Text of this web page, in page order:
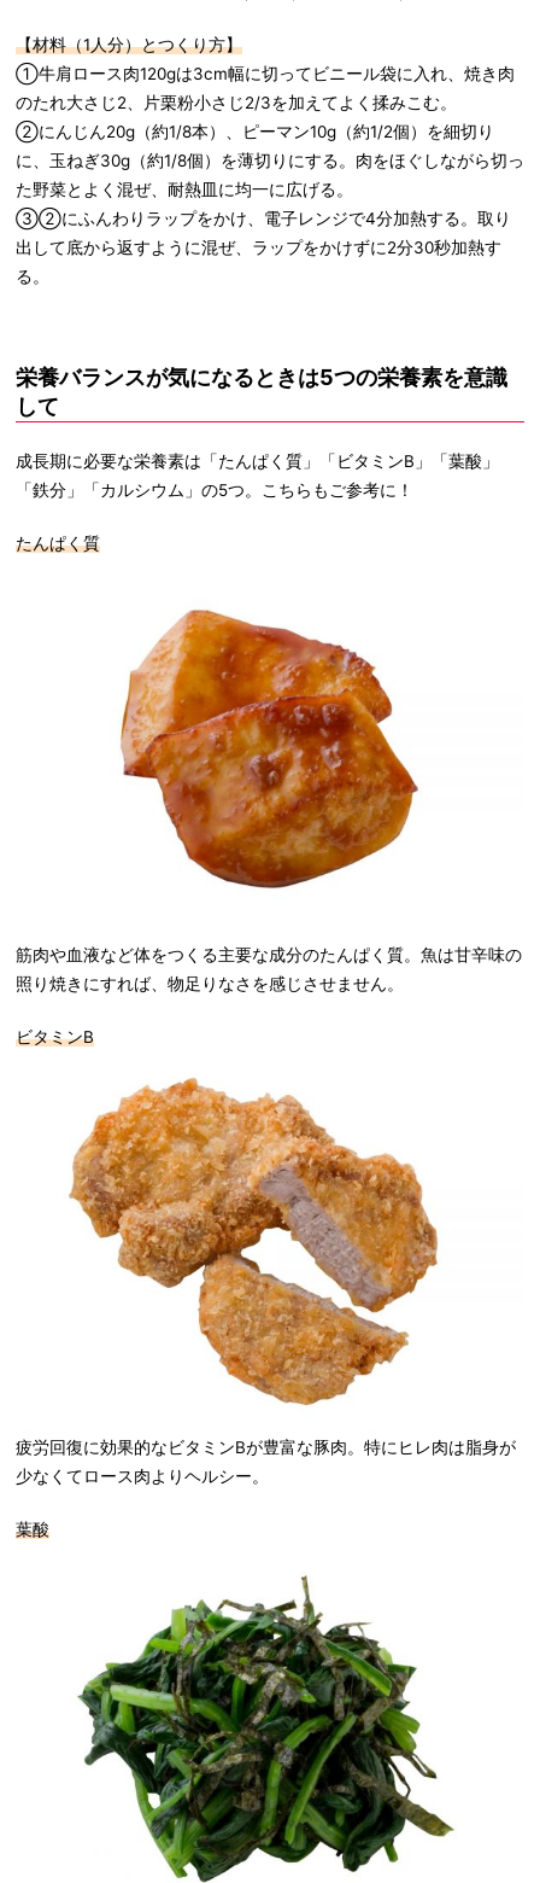
【材料（1人分）とつくり方】
①牛肩ロース肉120gは3cm幅に切ってビニール袋に入れ、焼き肉
のたれ大さじ2、片栗粉小さじ2/3を加えてよく揉みこむ。
②にんじん20g（約1/8本）、ピーマン10g（約1/2個）を細切り
に、玉ねぎ30g（約1/8個）を薄切りにする。肉をほぐしながら切っ
た野菜とよく混ぜ、耐熱皿に均一に広げる。
③②にふんわりラップをかけ、電子レンジで4分加熱する。取り
出して底から返すように混ぜ、ラップをかけずに2分30秒加熱す
る。
栄養バランスが気になるときは5つの栄養素を意識
して
成長期に必要な栄養素は「たんぱく質」「ビタミンB」「葉酸」
「鉄分」「カルシウム」の5つ。こちらもご参考に！
たんぱく質
筋肉や血液など体をつくる主要な成分のたんぱく質。魚は甘辛味の
照り焼きにすれば、物足りなさを感じさせません。
ビタミンB
疲労回復に効果的なビタミンBが豊富な豚肉。特にヒレ肉は脂身が
少なくてロース肉よりヘルシー。
葉酸